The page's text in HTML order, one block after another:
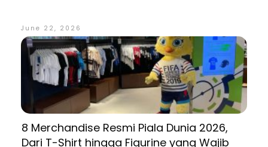
June 22, 2026
8 Merchandise Resmi Piala Dunia 2026,
Dari T-Shirt hingga Figurine yang Wajib